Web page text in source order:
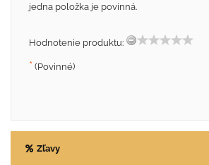
jedna položka je povinná.
Hodnotenie produktu:
* (Povinné)
Zľavy